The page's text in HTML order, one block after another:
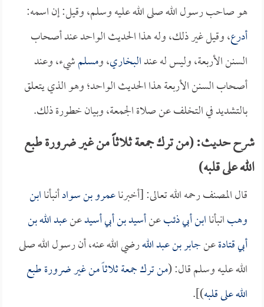
هو صاحب رسول الله صلى الله عليه وسلم، وقيل: إن اسمه:
أدرع، وقيل غير ذلك، وله هذا الحديث الواحد عند أصحاب
السنن الأربعة، وليس له عندالبخاري، ومسلمشيء، وعند
أصحاب السنن الأربعة هذا الحديث الواحد؛ وهو الذي يتعلق
بالتشديد في التخلف عن صلاة الجمعة، وبيان خطورة ذلك.
شرح حديث: (من ترك جمعة ثلاثاً من غير ضرورة طبع
الله على قلبه)
قال المصنف رحمه الله تعالى: [أخبرناعمرو بن سوادأنبأناابن
وهبانبأناابن أبي ذئبعنأسيد بن أبي أسيدعنعبد الله بن
أبي قتادةعنجابر بن عبد اللهرضي الله عنه، أن رسول الله صلى
الله عليه وسلم قال: (من ترك جمعة ثلاثاً من غير ضرورة طبع
الله على قلبه)].